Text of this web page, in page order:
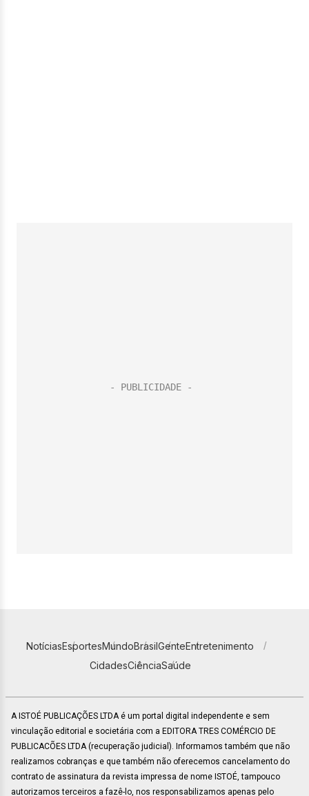
NotíciasEsportesMundoBrasilGenteEntretenimento
CidadesCiênciaSaúde
A ISTOÉ PUBLICAÇÕES LTDA é um portal digital independente e sem
vinculação editorial e societária com a EDITORA TRES COMÉRCIO DE
PUBLICACÕES LTDA (recuperação judicial). Informamos também que não
realizamos cobranças e que também não oferecemos cancelamento do
contrato de assinatura da revista impressa de nome ISTOÉ, tampouco
autorizamos terceiros a fazê-lo, nos responsabilizamos apenas pelo